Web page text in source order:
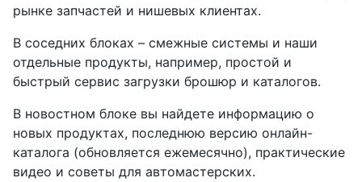
рынке запчастей и нишевых клиентах.
В соседних блоках – смежные системы и наши
отдельные продукты, например, простой и
быстрый сервис загрузки брошюр и каталогов.
В новостном блоке вы найдете информацию о
новых продуктах, последнюю версию онлайн-
каталога (обновляется ежемесячно), практические
видео и советы для автомастерских.